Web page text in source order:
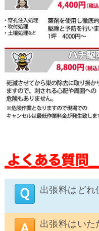
出張料はどれ
出張料はいた